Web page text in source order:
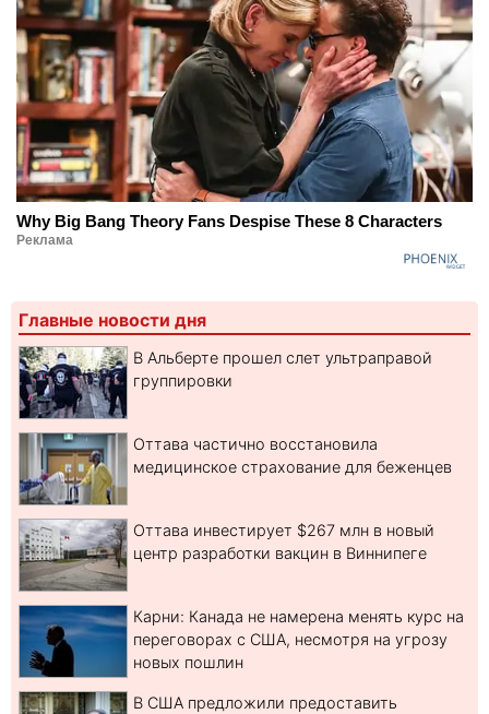
Why Big Bang Theory Fans Despise These 8 Characters
Реклама
Главные новости дня
В Альберте прошел слет ультраправой
группировки
Оттава частично восстановила
медицинское страхование для беженцев
Оттава инвестирует $267 млн в новый
центр разработки вакцин в Виннипеге
Карни: Канада не намерена менять курс на
переговорах с США, несмотря на угрозу
новых пошлин
В США предложили предоставить